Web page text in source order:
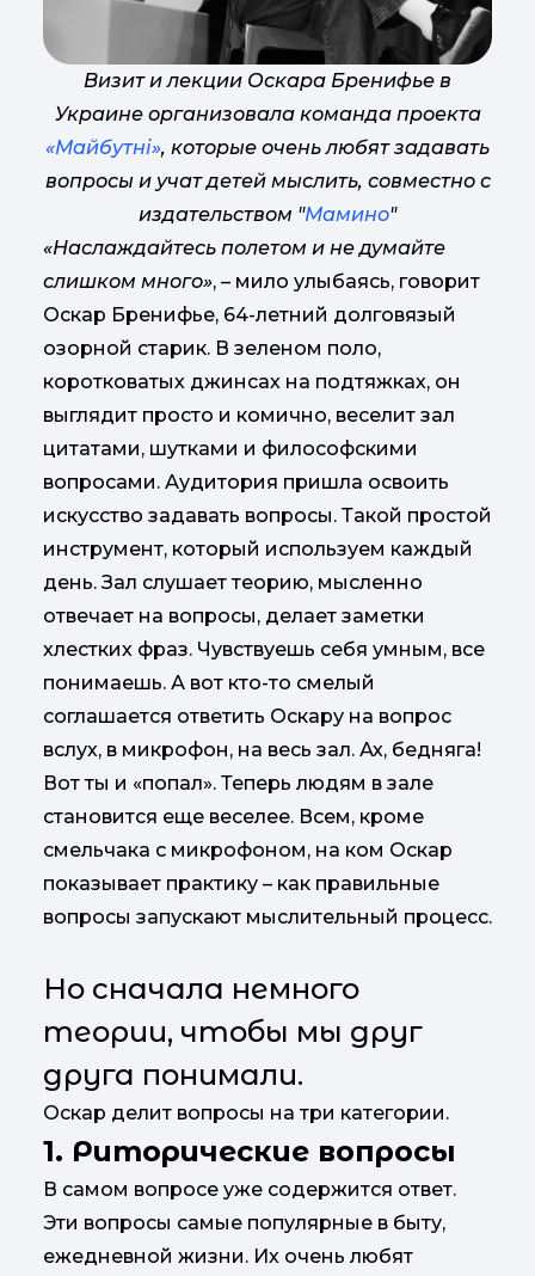
Визит и лекции Оскара Бренифье в
Украине организовала команда проекта
«Майбутні», которые очень любят задавать
вопросы и учат детей мыслить, совместно с
издательством "Мамино"
«Наслаждайтесь полетом и не думайте
слишком много», – мило улыбаясь, говорит
Оскар Бренифье, 64-летний долговязый
озорной старик. В зеленом поло,
коротковатых джинсах на подтяжках, он
выглядит просто и комично, веселит зал
цитатами, шутками и философскими
вопросами. Аудитория пришла освоить
искусство задавать вопросы. Такой простой
инструмент, который используем каждый
день. Зал слушает теорию, мысленно
отвечает на вопросы, делает заметки
хлестких фраз. Чувствуешь себя умным, все
понимаешь. А вот кто-то смелый
соглашается ответить Оскару на вопрос
вслух, в микрофон, на весь зал. Ах, бедняга!
Вот ты и «попал». Теперь людям в зале
становится еще веселее. Всем, кроме
смельчака с микрофоном, на ком Оскар
показывает практику – как правильные
вопросы запускают мыслительный процесс.
Но сначала немного
теории, чтобы мы друг
друга понимали.
Оскар делит вопросы на три категории.
1. Риторические вопросы
В самом вопросе уже содержится ответ.
Эти вопросы самые популярные в быту,
ежедневной жизни. Их очень любят